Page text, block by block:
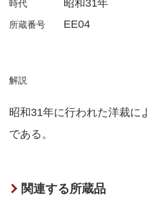
時代
昭和31年
所蔵番号 EE04
解説
昭和31年に行われた洋裁に
である。
関連する所蔵品